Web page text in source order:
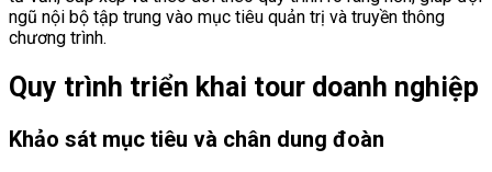
ngũ nội bộ tập trung vào mục tiêu quản trị và truyền thông
chương trình.
Quy trình triển khai tour doanh nghiệp
Khảo sát mục tiêu và chân dung đoàn